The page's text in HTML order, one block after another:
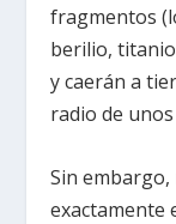
fragmentos
berilio,
y caerán a
radio de
Sin
exactamente